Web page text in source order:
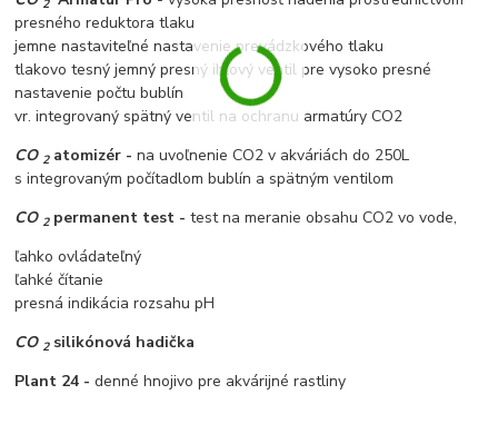
2
presného reduktora tlaku
jemne nastaviteľné nastavenie prevádzkového tlaku
tlakovo tesný jemný presný ihlový ventil pre vysoko presné
nastavenie počtu bublín
vr. integrovaný spätný ventil na ochranu armatúry CO2
CO 2atomizér - na uvoľnenie CO2 v akváriách do 250L
s integrovaným počítadlom bublín a spätným ventilom
CO 2permanent test -test na meranie obsahu CO2 vo vode,
ľahko ovládateľný
ľahké čítanie
presná indikácia rozsahu pH
CO 2silikónová hadička
Plant 24 -denné hnojivo pre akvárijné rastliny